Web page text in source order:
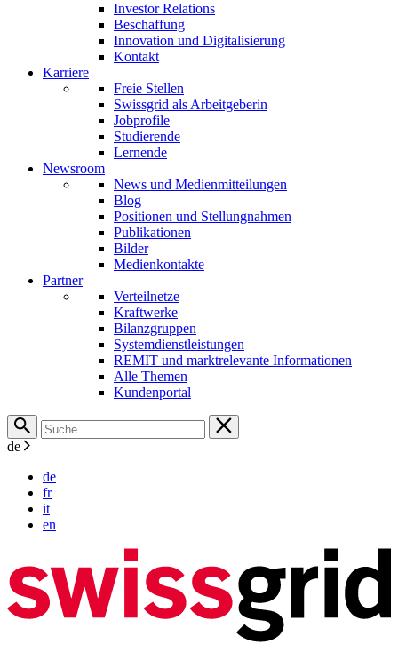
Investor Relations
Beschaffung
Innovation und Digitalisierung
Kontakt
Karriere
Freie Stellen
Swissgrid als Arbeitgeberin
Jobprofile
Studierende
Lernende
Newsroom
News und Medienmitteilungen
Blog
Positionen und Stellungnahmen
Publikationen
Bilder
Medienkontakte
Partner
Verteilnetze
Kraftwerke
Bilanzgruppen
Systemdienstleistungen
REMIT und marktrelevante Informationen
Alle Themen
Kundenportal
de
de
fr
it
en